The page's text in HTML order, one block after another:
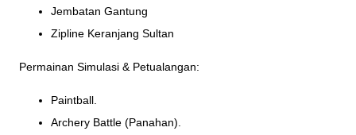
Jembatan Gantung
Zipline Keranjang Sultan
Permainan Simulasi & Petualangan:
Paintball.
Archery Battle (Panahan).